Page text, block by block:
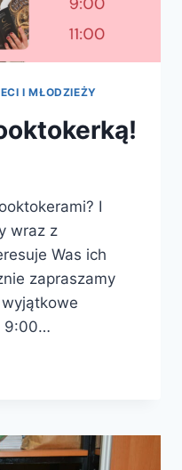
I MŁODZIEŻY
I
wraz z
Was ich
zapraszamy
wyjątkowe
9:00…